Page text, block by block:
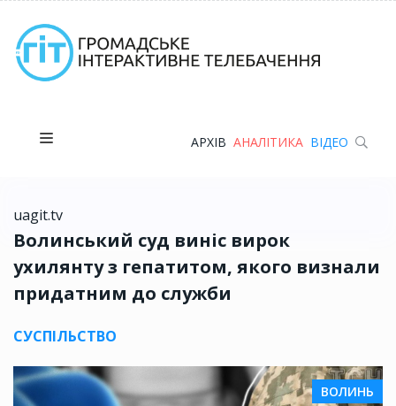
АРХІВ АНАЛІТИКА ВІДЕО
uagit.tv
Волинський суд виніс вирок
ухилянту з гепатитом, якого визнали
придатним до служби
СУСПІЛЬСТВО
ВОЛИНЬ